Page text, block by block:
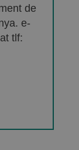
de
e-
tlf: